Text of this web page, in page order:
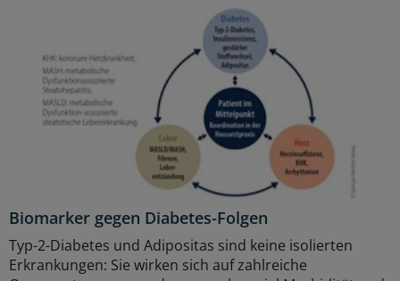
Biomarker gegen Diabetes-Folgen
Typ-2-Diabetes und Adipositas sind keine isolierten
Erkrankungen: Sie wirken sich auf zahlreiche